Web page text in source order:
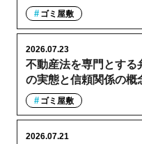
ゴミ屋敷
不動産法を専門とする
の実態と信頼関係の概
2026.07.23
ゴミ屋敷
2026.07.21